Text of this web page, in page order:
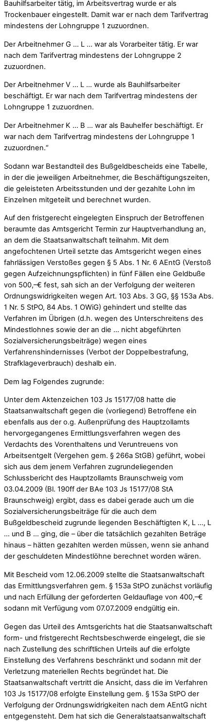
Bauhilfsarbeiter tätig, im Arbeitsvertrag wurde er als
Trockenbauer eingestellt. Damit war er nach dem Tarifvertrag
mindestens der Lohngruppe 1 zuzuordnen.
Der Arbeitnehmer G … L … war als Vorarbeiter tätig. Er war
nach dem Tarifvertrag mindestens der Lohngruppe 2
zuzuordnen.
Der Arbeitnehmer V … L … wurde als Bauhilfsarbeiter
beschäftigt. Er war nach dem Tarifvertrag mindestens der
Lohngruppe 1 zuzuordnen.
Der Arbeitnehmer K … B … war als Bauhelfer beschäftigt. Er
war nach dem Tarifvertrag mindestens der Lohngruppe 1
zuzuordnen.“
Sodann war Bestandteil des Bußgeldbescheids eine Tabelle,
in der die jeweiligen Arbeitnehmer, die Beschäftigungszeiten,
die geleisteten Arbeitsstunden und der gezahlte Lohn im
Einzelnen mitgeteilt und berechnet wurden.
Auf den fristgerecht eingelegten Einspruch der Betroffenen
beraumte das Amtsgericht Termin zur Hauptverhandlung an,
an dem die Staatsanwaltschaft teilnahm. Mit dem
angefochtenen Urteil setzte das Amtsgericht wegen eines
fahrlässigen Verstoßes gegen § 5 Abs. 1 Nr. 6 AEntG (Verstoß
gegen Aufzeichnungspflichten) in fünf Fällen eine Geldbuße
von 500,–€ fest, sah sich an der Verfolgung der weiteren
Ordnungswidrigkeiten wegen Art. 103 Abs. 3 GG, §§ 153a Abs.
1 Nr. 5 StPO, 84 Abs. 1 OWiG) gehindert und stellte das
Verfahren im Übrigen (d.h. wegen des Unterschreitens des
Mindestlohnes sowie der an die … nicht abgeführten
Sozialversicherungsbeiträge) wegen eines
Verfahrenshindernisses (Verbot der Doppelbestrafung,
Strafklageverbrauch) deshalb ein.
Dem lag Folgendes zugrunde:
Unter dem Aktenzeichen 103 Js 15177/08 hatte die
Staatsanwaltschaft gegen die (vorliegend) Betroffene ein
ebenfalls aus der o.g. Außenprüfung des Hauptzollamts
hervorgegangenes Ermittlungsverfahren wegen des
Verdachts des Vorenthaltens und Veruntreuens von
Arbeitsentgelt (Vergehen gem. § 266a StGB) geführt, wobei
sich aus dem jenem Verfahren zugrundeliegenden
Schlussbericht des Hauptzollamts Braunschweig vom
03.04.2009 (Bl. 190ff der BAe 103 Js 15177/08 StA
Braunschweig) ergibt, dass es dabei gerade auch um die
Sozialversicherungsbeiträge für die auch dem
Bußgeldbescheid zugrunde liegenden Beschäftigten K, L …, L
… und B … ging, die – über die tatsächlich gezahlten Beträge
hinaus – hätten gezahlten werden müssen, wenn sie anhand
der geschuldeten Mindestlöhne berechnet worden wären.
Mit Bescheid vom 12.06.2009 stellte die Staatsanwaltschaft
das Ermittlungsverfahren gem. § 153a StPO zunächst vorläufig
und nach Erfüllung der geforderten Geldauflage von 400,–€
sodann mit Verfügung vom 07.07.2009 endgültig ein.
Gegen das Urteil des Amtsgerichts hat die Staatsanwaltschaft
form- und fristgerecht Rechtsbeschwerde eingelegt, die sie
nach Zustellung des schriftlichen Urteils auf die erfolgte
Einstellung des Verfahrens beschränkt und sodann mit der
Verletzung materiellen Rechts begründet hat. Die
Staatsanwaltschaft vertritt die Ansicht, dass die im Verfahren
103 Js 15177/08 erfolgte Einstellung gem. § 153a StPO der
Verfolgung der Ordnungswidrigkeiten nach dem AEntG nicht
entgegensteht. Dem hat sich die Generalstaatsanwaltschaft